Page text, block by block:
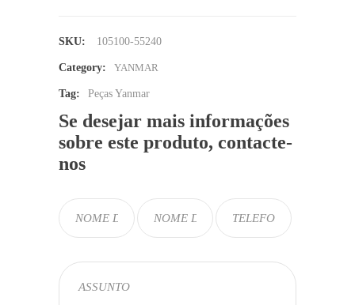
SKU: 105100-55240
Category: YANMAR
Tag: Peças Yanmar
Se desejar mais informações
sobre este produto, contacte-
nos